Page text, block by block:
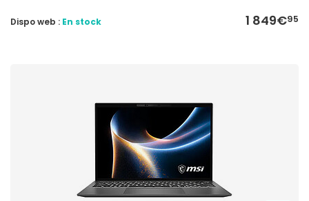
1 849€95
Dispo web : En stock